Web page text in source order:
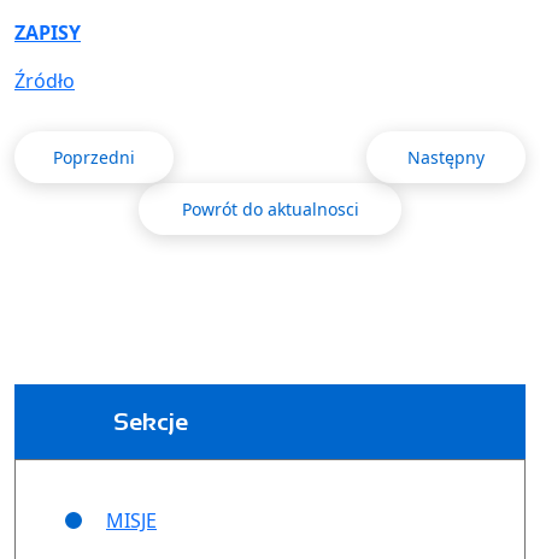
ZAPISY
Źródło
Poprzedni Następny
Powrót do aktualnosci
Sekcje
MISJE